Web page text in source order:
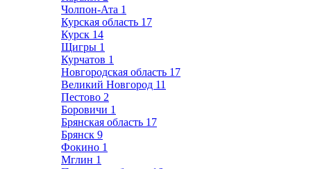
Чолпон-Ата 1
Курская область 17
Курск 14
Щигры 1
Курчатов 1
Новгородская область 17
Великий Новгород 11
Пестово 2
Боровичи 1
Брянская область 17
Брянск 9
Фокино 1
Мглин 1